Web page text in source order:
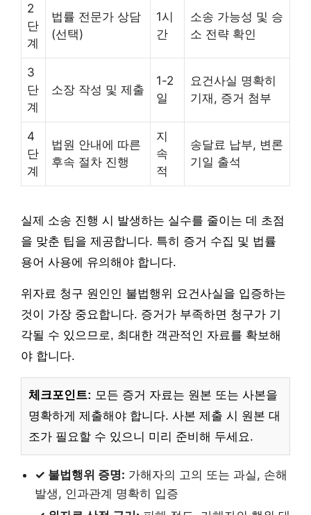
2
단
계
법률 전문가 상담
(선택)
1시
간
소송 가능성 및 승
소 전략 확인
3
단
계
소장 작성 및 제출
1-2
일
요건사실 명확히
기재, 증거 첨부
4
단
계
법원 안내에 따른
후속 절차 진행
지
속
적
송달료 납부, 변론
기일 출석
실제 소송 진행 시 발생하는 실수를 줄이는 데 초점
을 맞춘 팁을 제공합니다. 특히 증거 수집 및 법률
용어 사용에 유의해야 합니다.
위자료 청구 원인인 불법행위 요건사실을 입증하는
것이 가장 중요합니다. 증거가 부족하면 청구가 기
각될 수 있으므로, 최대한 객관적인 자료를 확보해
야 합니다.
체크포인트: 모든 증거 자료는 원본 또는 사본을
명확하게 제출해야 합니다. 사본 제출 시 원본 대
조가 필요할 수 있으니 미리 준비해 두세요.
✓ 불법행위 증명: 가해자의 고의 또는 과실, 손해
발생, 인과관계 명확히 입증